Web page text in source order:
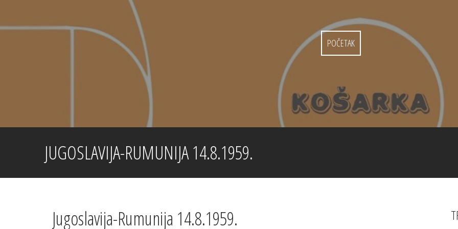
content
POČETAK
JUGOSLAVIJA-RUMUNIJA 14.8.1959.
Jugoslavija-Rumunija 14.8.1959.